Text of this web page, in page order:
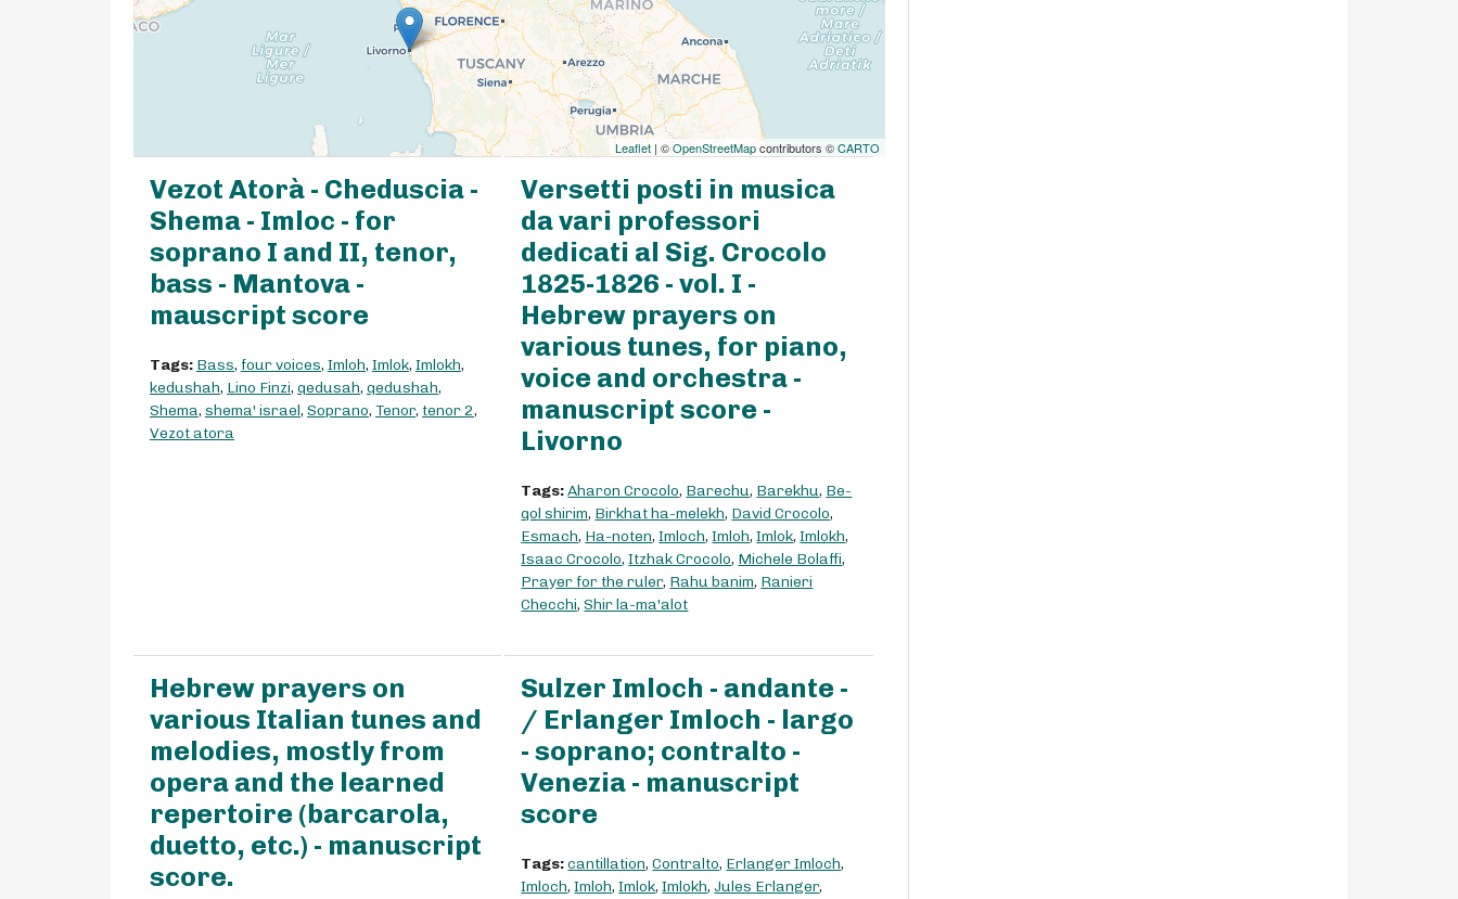
Leaflet| ©OpenStreetMapcontributors ©CARTO
Vezot Atorà - Cheduscia -
Shema - Imloc - for
soprano I and II, tenor,
bass - Mantova -
mauscript score
Tags: Bass, four voices, Imloh, Imlok, Imlokh,
kedushah, Lino Finzi, qedusah, qedushah,
Shema, shema' israel, Soprano, Tenor, tenor 2,
Vezot atora
Versetti posti in musica
da vari professori
dedicati al Sig. Crocolo
1825-1826 - vol. I -
Hebrew prayers on
various tunes, for piano,
voice and orchestra -
manuscript score -
Livorno
Tags:Aharon Crocolo, Barechu, Barekhu, Be-
qol shirim, Birkhat ha-melekh, David Crocolo,
Esmach, Ha-noten,Imloch,Imloh,Imlok,Imlokh,
Isaac Crocolo,Itzhak Crocolo, Michele Bolaffi,
Prayer for the ruler, Rahu banim, Ranieri
Checchi,Shir la-ma'alot
Hebrew prayers on
various Italian tunes and
melodies, mostly from
opera and the learned
repertoire (barcarola,
duetto, etc.) - manuscript
score.
Sulzer Imloch - andante -
/ Erlanger Imloch - largo
- soprano; contralto -
Venezia - manuscript
score
Tags:cantillation,Contralto, Erlanger Imloch,
Imloch,Imloh,Imlok,Imlokh,Jules Erlanger,